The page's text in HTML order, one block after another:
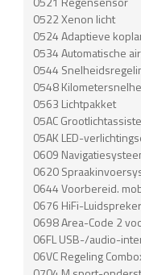
0522 Xenon licht
0524 Adaptieve
0534 Automatische
0544
0548
0563 Lichtpakket
05AC
05AK LED-
0609
0620
0644 Voorbereid.
0676 HiFi-
0698 Area-Code 2
06FL USB-/audio-
06VC Regeling